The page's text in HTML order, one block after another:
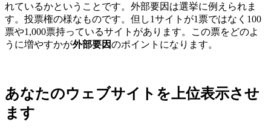
れているかということです。外部要因は選挙に例えられま
す。投票権の様なものです。但し1サイトが1票ではなく100
票や1,000票持っているサイトがあります。この票をどのよ
うに増やすかが外部要因のポイントになります。
あなたのウェブサイトを上位表示させ
ます